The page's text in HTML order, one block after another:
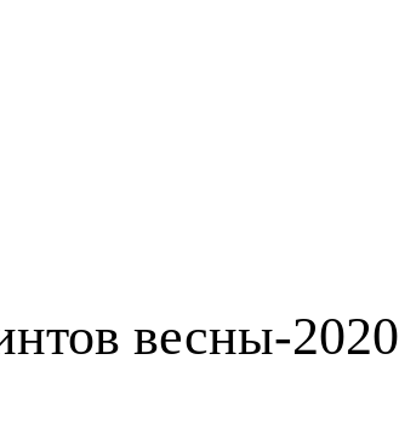
весны-2020